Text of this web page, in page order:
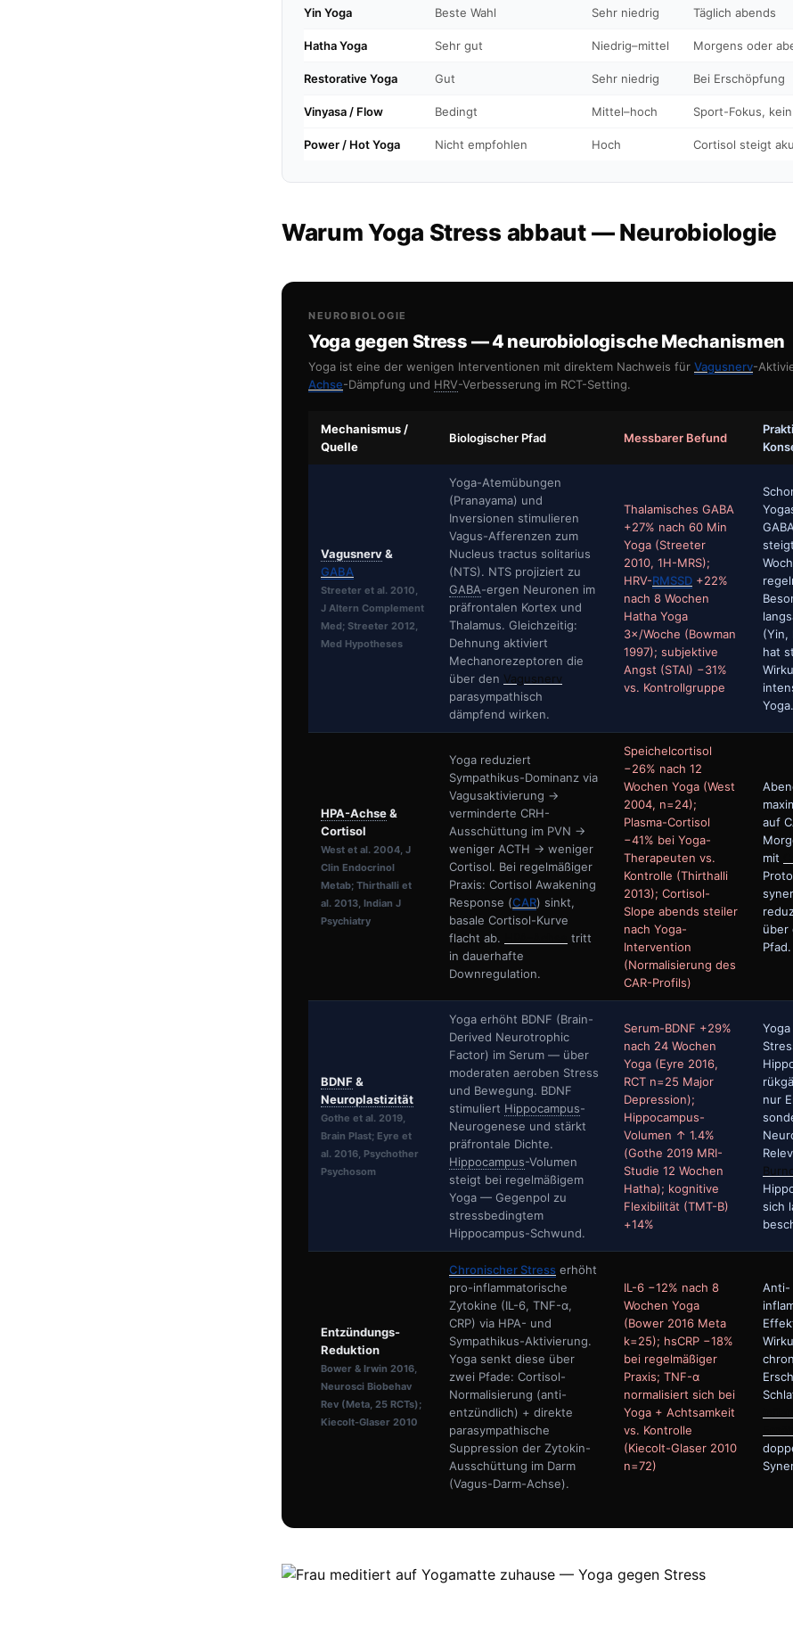
Yin Yoga Beste Wahl Sehr niedrig Täglich abends
Hatha Yoga Sehr gut Niedrig–mittel Morgens oder
Restorative Yoga Gut Sehr niedrig Bei Erschöpfung
Vinyasa / Flow Bedingt Mittel–hoch Sport-Fokus,
Power / Hot Yoga Nicht empfohlen Hoch Cortisol steigt
Warum Yoga Stress abbaut — Neurobiologie
NEUROBIOLOGIE
Yoga gegen Stress — 4 neurobiologische Mechanismen
Yoga ist eine der wenigen Interventionen mit direktem Nachweis für Vagusnerv-
Achse-Dämpfung und HRV-Verbesserung im RCT-Setting.
Mechanismus /
Quelle
Biologischer Pfad Messbarer Befund
Vagusnerv&
GABA
Streeter et al. 2010,
J Altern Complement
Med; Streeter 2012,
Med Hypotheses
Yoga-Atemübungen
(Pranayama) und
Inversionen stimulieren
Vagus-Afferenzen zum
Nucleus tractus solitarius
(NTS). NTS projiziert zu
GABA-ergen Neuronen im
präfrontalen Kortex und
Thalamus. Gleichzeitig:
Dehnung aktiviert
Mechanorezeptoren die
über den Vagusnerv
parasympathisch
dämpfend wirken.
Thalamisches GABA
+27% nach 60 Min
Yoga (Streeter
2010, 1H-MRS);
HRV-RMSSD +22%
nach 8 Wochen
Hatha Yoga
3×/Woche (Bowman
1997); subjektive
Angst (STAI) −31%
vs. Kontrollgruppe
(Yin,
hat
Yoga.
HPA-Achse&
Cortisol
West et al. 2004, J
Clin Endocrinol
Metab; Thirthalli et
al. 2013, Indian J
Psychiatry
Yoga reduziert
Sympathikus-Dominanz via
Vagusaktivierung →
verminderte CRH-
Ausschüttung im PVN →
weniger ACTH → weniger
Cortisol. Bei regelmäßiger
Praxis: Cortisol Awakening
Response (CAR) sinkt,
basale Cortisol-Kurve
flacht ab.
tritt
in dauerhafte
Downregulation.
Speichelcortisol
−26% nach 12
Wochen Yoga (West
2004, n=24);
Plasma-Cortisol
−41% bei Yoga-
Therapeuten vs.
Kontrolle (Thirthalli
2013); Cortisol-
Slope abends steiler
nach Yoga-
Intervention
(Normalisierung des
CAR-Profils)
auf
mit
über
Pfad.
BDNF &
Neuroplastizität
Gothe et al. 2019,
Brain Plast; Eyre et
al. 2016, Psychother
Psychosom
Yoga erhöht BDNF (Brain-
Derived Neurotrophic
Factor) im Serum — über
moderaten aeroben Stress
und Bewegung. BDNF
stimuliert Hippocampus-
Neurogenese und stärkt
präfrontale Dichte.
Hippocampus-Volumen
steigt bei regelmäßigem
Yoga — Gegenpol zu
stressbedingtem
Hippocampus-Schwund.
Serum-BDNF +29%
nach 24 Wochen
Yoga (Eyre 2016,
RCT n=25 Major
Depression);
Hippocampus-
Volumen ↑ 1.4%
(Gothe 2019 MRI-
Studie 12 Wochen
Hatha); kognitive
Flexibilität (TMT-B)
+14%
nur
sich
Entzündungs-
Reduktion
Bower & Irwin 2016,
Neurosci Biobehav
Rev (Meta, 25 RCTs);
Kiecolt-Glaser 2010
Chronischer Stress erhöht
pro-inflammatorische
Zytokine (IL-6, TNF-α,
CRP) via HPA- und
Sympathikus-Aktivierung.
Yoga senkt diese über
zwei Pfade: Cortisol-
Normalisierung (anti-
entzündlich) + direkte
parasympathische
Suppression der Zytokin-
Ausschüttung im Darm
(Vagus-Darm-Achse).
IL-6 −12% nach 8
Wochen Yoga
(Bower 2016 Meta
k=25); hsCRP −18%
bei regelmäßiger
Praxis; TNF-α
normalisiert sich bei
Yoga + Achtsamkeit
vs. Kontrolle
(Kiecolt-Glaser 2010
n=72)
Anti-